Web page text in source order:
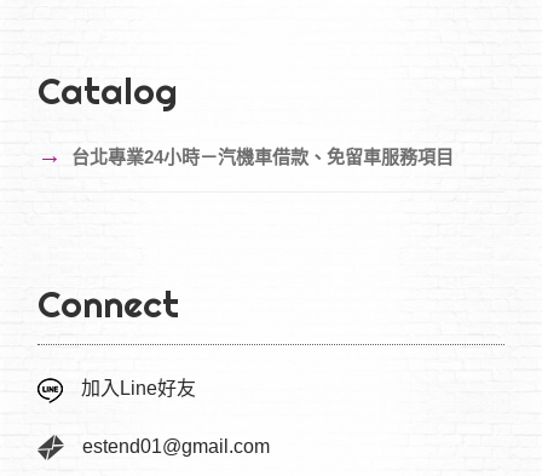
Catalog
→ 台北專業24小時－汽機車借款、免留車服務項目
Connect
加入Line好友
estend01@gmail.com